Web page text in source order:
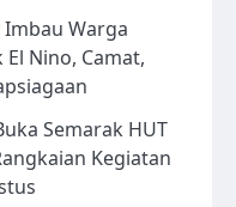
Warga
Nino, Camat,
Semarak HUT
Kegiatan